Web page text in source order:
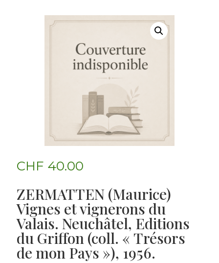
CHF 40.00
ZERMATTEN (Maurice)
Vignes et vignerons du
Valais. Neuchâtel, Editions
du Griffon (coll. « Trésors
de mon Pays »), 1956.